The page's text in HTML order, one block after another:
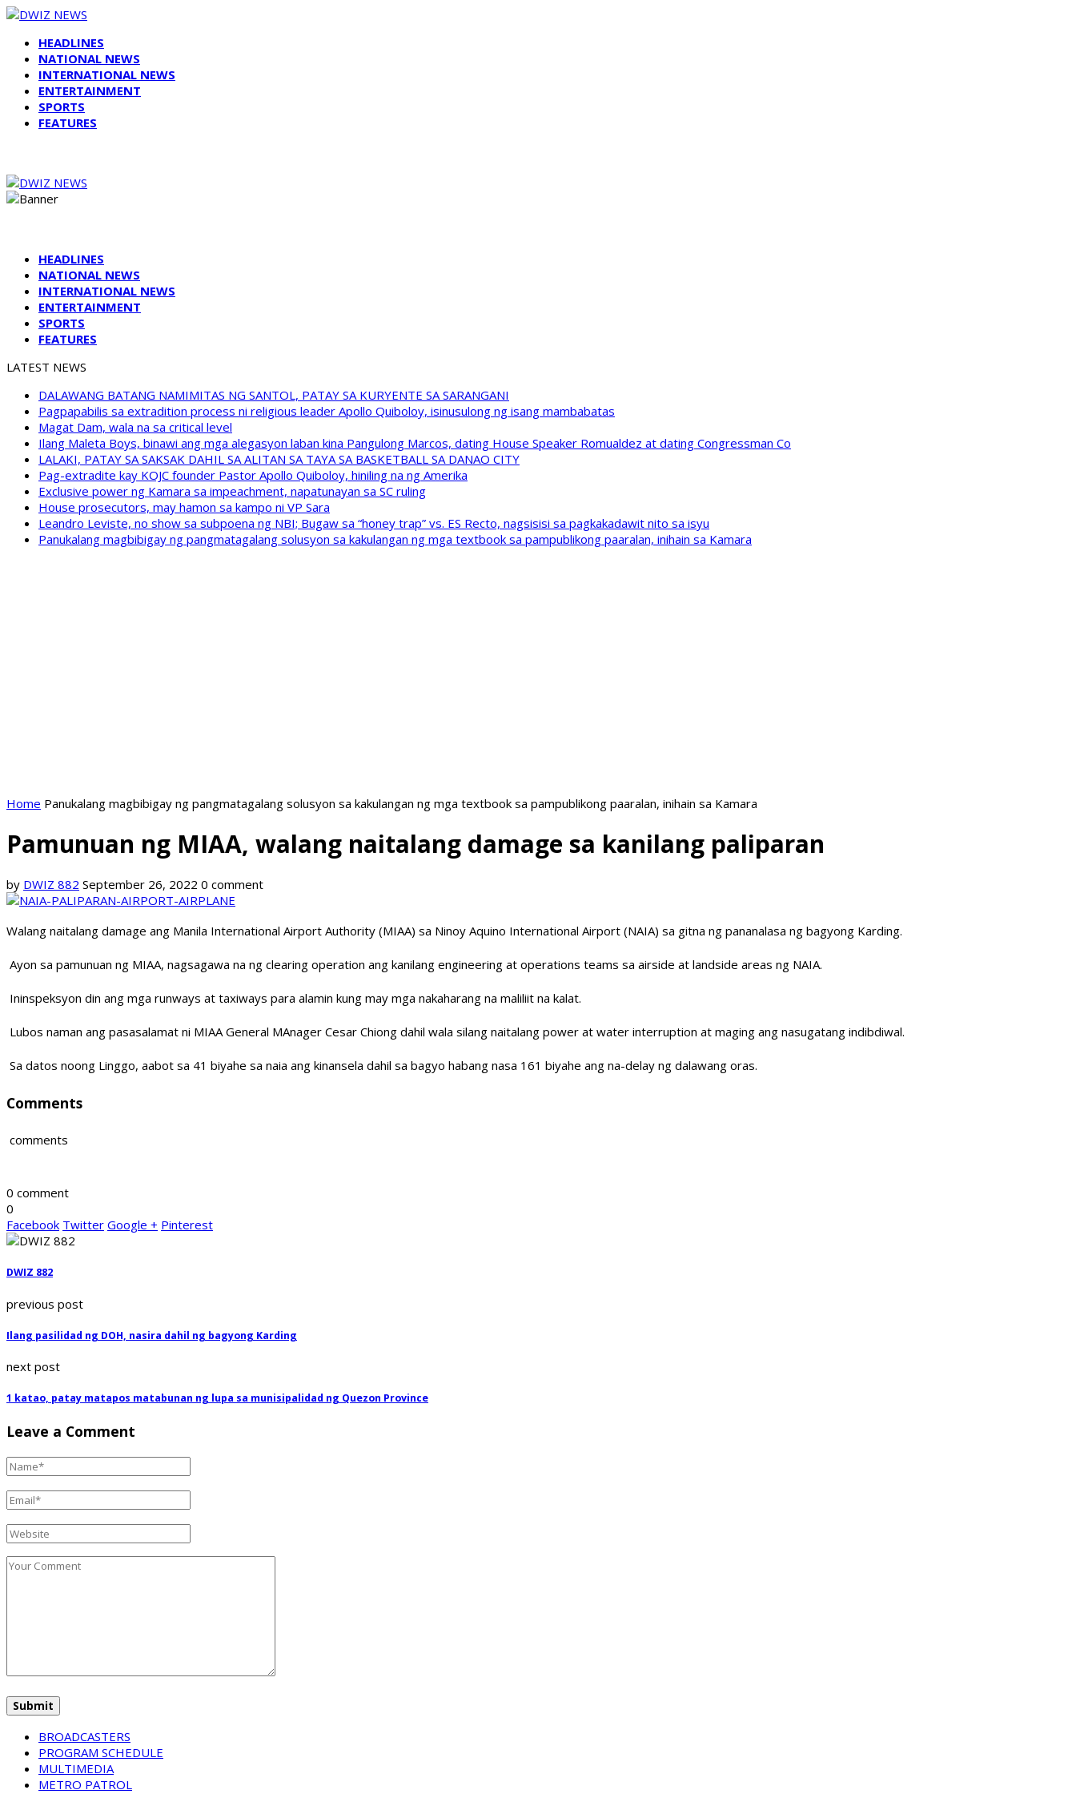
HEADLINES
NATIONAL NEWS
INTERNATIONAL NEWS
ENTERTAINMENT
SPORTS
FEATURES
HEADLINES
NATIONAL NEWS
INTERNATIONAL NEWS
ENTERTAINMENT
SPORTS
FEATURES
LATEST NEWS
DALAWANG BATANG NAMIMITAS NG SANTOL, PATAY SA KURYENTE SA SARANGANI
Pagpapabilis sa extradition process ni religious leader Apollo Quiboloy, isinusulong ng isang mambabatas
Magat Dam, wala na sa critical level
Ilang Maleta Boys, binawi ang mga alegasyon laban kina Pangulong Marcos, dating House Speaker Romualdez at dating Congressman Co
LALAKI, PATAY SA SAKSAK DAHIL SA ALITAN SA TAYA SA BASKETBALL SA DANAO CITY
Pag-extradite kay KOJC founder Pastor Apollo Quiboloy, hiniling na ng Amerika
Exclusive power ng Kamara sa impeachment, napatunayan sa SC ruling
House prosecutors, may hamon sa kampo ni VP Sara
Leandro Leviste, no show sa subpoena ng NBI; Bugaw sa “honey trap” vs. ES Recto, nagsisisi sa pagkakadawit nito sa isyu
Panukalang magbibigay ng pangmatagalang solusyon sa kakulangan ng mga textbook sa pampublikong paaralan, inihain sa Kamara
Home Panukalang magbibigay ng pangmatagalang solusyon sa kakulangan ng mga textbook sa pampublikong paaralan, inihain sa Kamara
Pamunuan ng MIAA, walang naitalang damage sa kanilang paliparan
by DWIZ 882 September 26, 2022 0 comment
Walang naitalang damage ang Manila International Airport Authority (MIAA) sa Ninoy Aquino International Airport (NAIA) sa gitna ng pananalasa ng bagyong Karding.
Ayon sa pamunuan ng MIAA, nagsagawa na ng clearing operation ang kanilang engineering at operations teams sa airside at landside areas ng NAIA.
Ininspeksyon din ang mga runways at taxiways para alamin kung may mga nakaharang na maliliit na kalat.
Lubos naman ang pasasalamat ni MIAA General MAnager Cesar Chiong dahil wala silang naitalang power at water interruption at maging ang nasugatang indibdiwal.
Sa datos noong Linggo, aabot sa 41 biyahe sa naia ang kinansela dahil sa bagyo habang nasa 161 biyahe ang na-delay ng dalawang oras.
Comments
comments
0 comment
0
Facebook Twitter Google + Pinterest
DWIZ 882
previous post
Ilang pasilidad ng DOH, nasira dahil ng bagyong Karding
next post
1 katao, patay matapos matabunan ng lupa sa munisipalidad ng Quezon Province
Leave a Comment
BROADCASTERS
PROGRAM SCHEDULE
MULTIMEDIA
METRO PATROL